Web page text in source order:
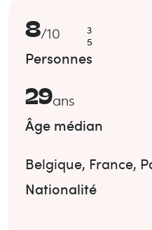
8/10
3
5
Personnes
29ans
Âge médian
Belgique, France,
Nationalité